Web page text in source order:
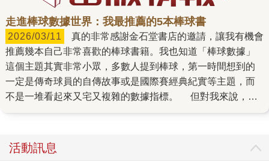
走進棒球數據世界：我最推薦的5本棒球書
2026/03/11
推薦幾本自己非常喜歡的棒球書籍。我也知道「棒球數據」
這個主題其實非常小眾，多數人提到棒球，第一時間想到的
一定是傳奇球員的自傳故事或是國際賽經典紀實等主題，而
不是一堆看起來又宅又複雜的數據指標。 但對我來說，棒
生一點興趣，一起投入這個我非常熟悉，也非常喜歡的世
界。 1. 《魔球》：當你相信數據的那一刻，你就已經站在
活動訊息